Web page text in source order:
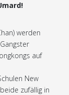
werden
auf
New
zufällig in